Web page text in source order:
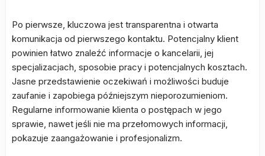
Po pierwsze, kluczowa jest transparentna i otwarta
komunikacja od pierwszego kontaktu. Potencjalny klient
powinien łatwo znaleźć informacje o kancelarii, jej
specjalizacjach, sposobie pracy i potencjalnych kosztach.
Jasne przedstawienie oczekiwań i możliwości buduje
zaufanie i zapobiega późniejszym nieporozumieniom.
Regularne informowanie klienta o postępach w jego
sprawie, nawet jeśli nie ma przełomowych informacji,
pokazuje zaangażowanie i profesjonalizm.